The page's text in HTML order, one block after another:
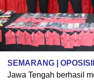
SEMARANG |
Jawa Tengah berhasil